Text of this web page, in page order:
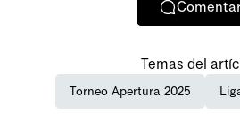
Temas del
Torneo Apertura 2025